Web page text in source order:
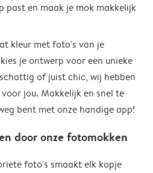
past en maak je mok makkelijk
kleur met foto's van je
je ontwerp voor een unieke
of juist chic, wij hebben
jou. Makkelijk en snel te
bent met onze handige app!
door onze fotomokken
foto's smaakt elk kopje